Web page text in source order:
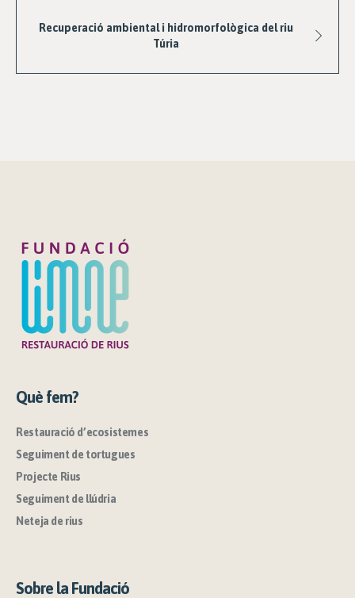
Recuperació ambiental i hidromorfològica del riu
Túria
Què fem?
Restauració d’ecosistemes
Seguiment de tortugues
Projecte Rius
Seguiment de llúdria
Neteja de rius
Sobre la Fundació